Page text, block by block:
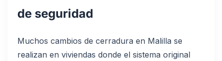
de seguridad
Muchos cambios de cerradura en Malilla se
realizan en viviendas donde el sistema original